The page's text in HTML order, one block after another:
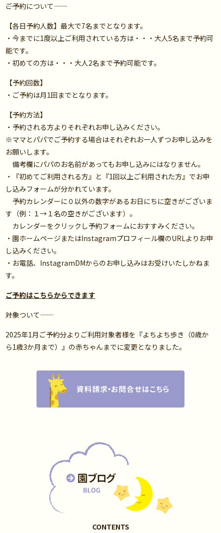
――ご予約について――
【各日予約人数】最大で7名までとなります。
・今までに1度以上ご利用されている方は・・・大人5名まで予約可
能です。
・初めての方は・・・大人2名まで予約可能です。
【予約回数】
・ご予約は月1回までとなります。
【予約方法】
・予約される方よりそれぞれお申し込みください。
※ママとパパでご予約する場合はそれぞれお一人ずつお申し込みを
お願いします。
備考欄にパパのお名前があってもお申し込みにはなりません。
・『初めてご利用される方』と『1回以上ご利用された方』でお申
し込みフォームが分かれています。
予約カレンダーに０以外の数字があるお日にちに空きがございま
す（例：１→１名の空きがございます）。
カレンダーをクリックし予約フォームにおすすみください。
・園ホームページまたはInstagramプロフィール欄のURLよりお申
し込みください。
・お電話、InstagramDMからのお申し込みはお受けいたしかねま
す。
ご予約はこちらからできます
――対象ついて――
2025年1月ご予約分よりご利用対象者様を『よちよち歩き（0歳か
ら1歳3か月まで）』の赤ちゃんまでに変更となりました。
CONTENTS